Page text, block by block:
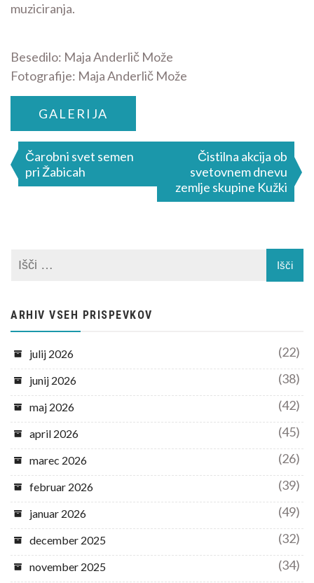
muziciranja.
Besedilo: Maja Anderlič Može
Fotografije: Maja Anderlič Može
GALERIJA
Navigacija
prispevka
Čarobni svet semen
pri Žabicah
Čistilna akcija ob
svetovnem dnevu
zemlje skupine Kužki
ARHIV VSEH PRISPEVKOV
julij 2026 (22)
junij 2026 (38)
maj 2026 (42)
april 2026 (45)
marec 2026 (26)
februar 2026 (39)
januar 2026 (49)
december 2025 (32)
november 2025 (34)